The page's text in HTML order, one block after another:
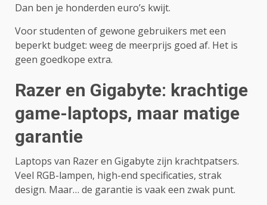
Dan ben je honderden euro’s kwijt.
Voor studenten of gewone gebruikers met een
beperkt budget: weeg de meerprijs goed af. Het is
geen goedkope extra.
Razer en Gigabyte: krachtige
game-laptops, maar matige
garantie
Laptops van Razer en Gigabyte zijn krachtpatsers.
Veel RGB-lampen, high-end specificaties, strak
design. Maar… de garantie is vaak een zwak punt.